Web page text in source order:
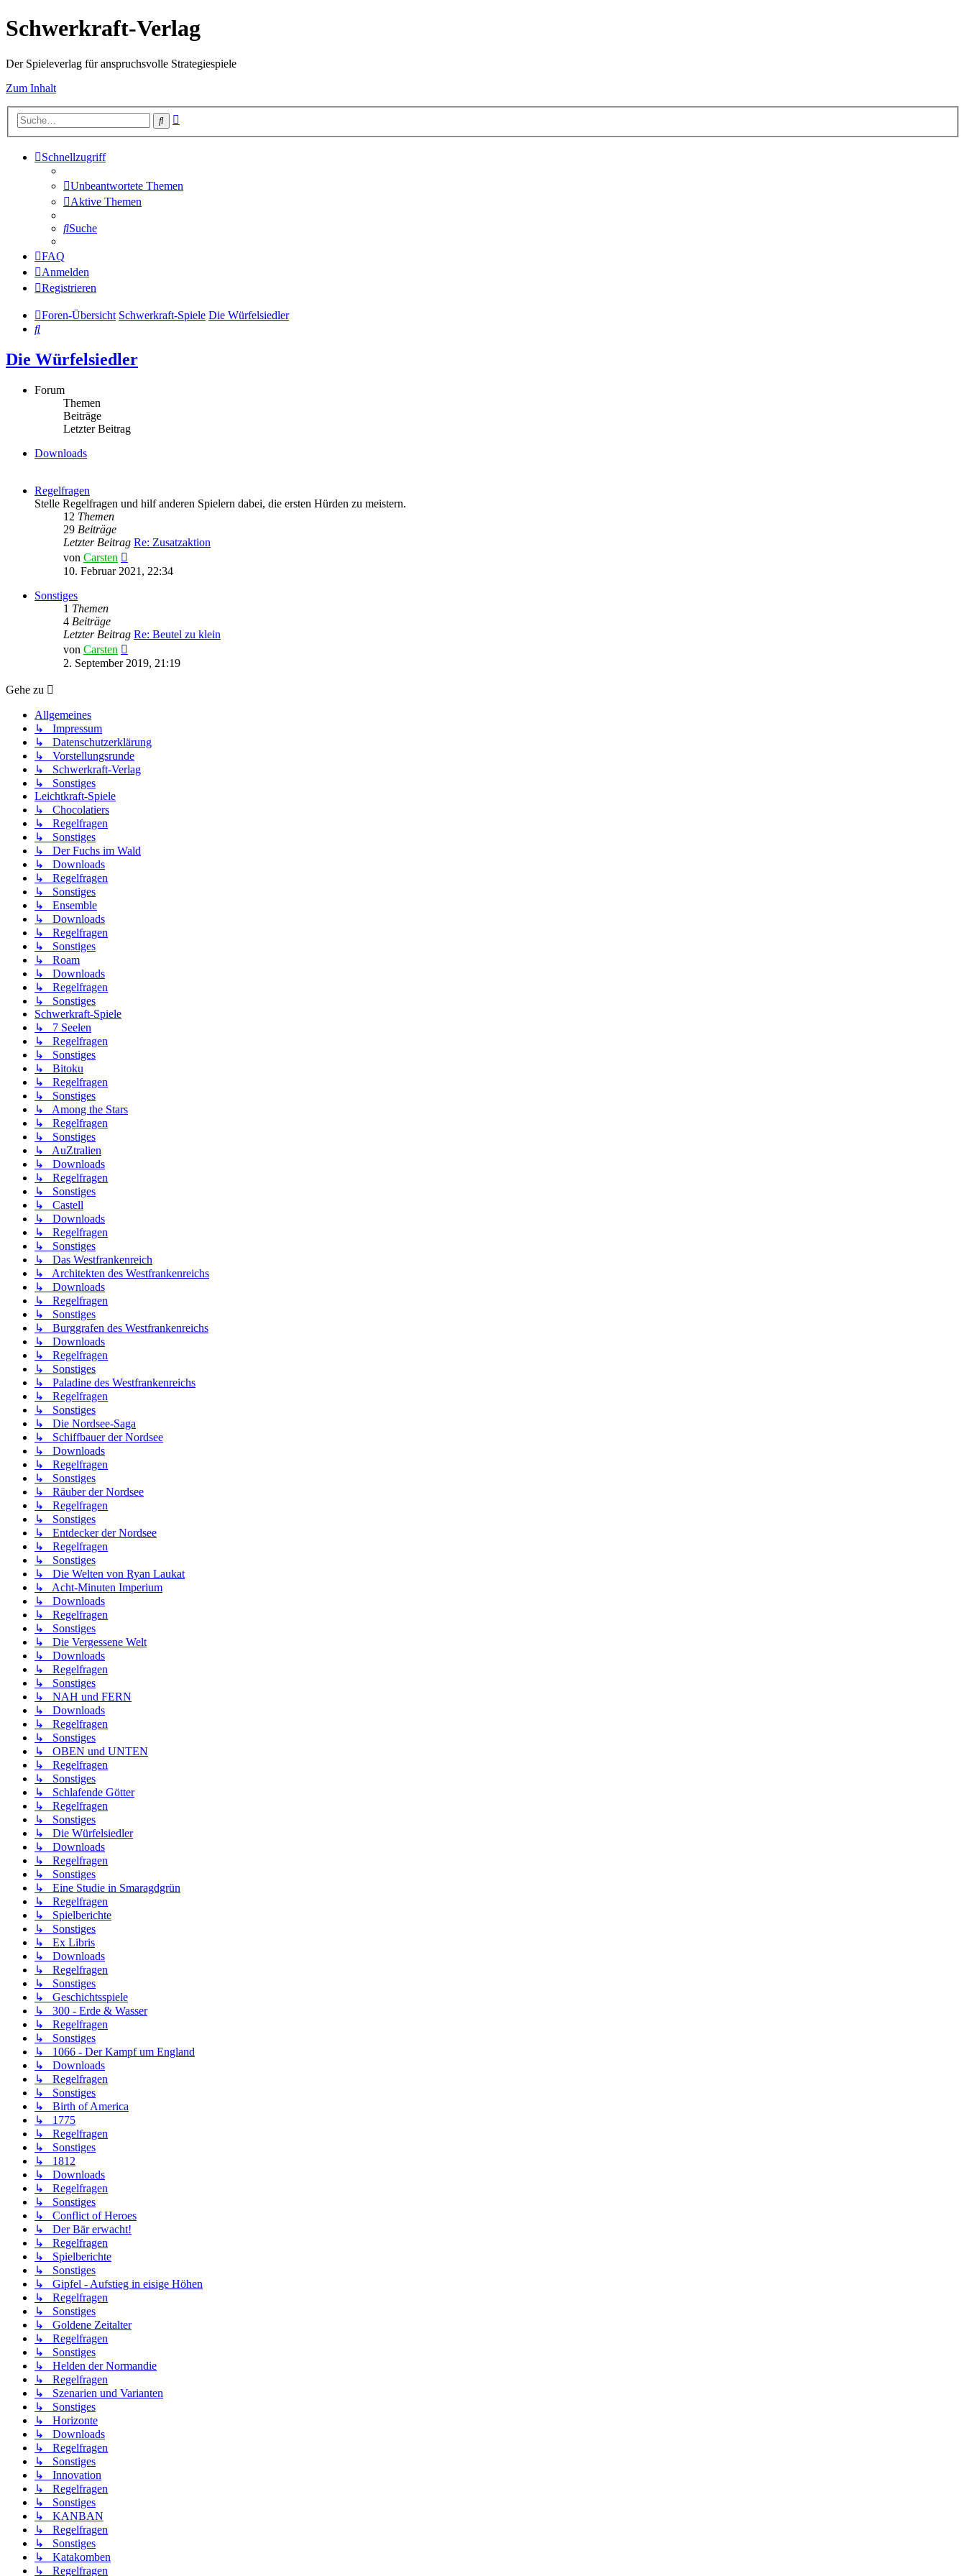
Schwerkraft-Verlag
Der Spieleverlag für anspruchsvolle Strategiespiele
Zum Inhalt
Suche
Schnellzugriff
Unbeantwortete Themen
Aktive Themen
Suche
FAQ
Anmelden
Registrieren
Foren-Übersicht Schwerkraft-Spiele Die Würfelsiedler
Suche
Die Würfelsiedler
Forum
Themen
Beiträge
Letzter Beitrag
Downloads
Regelfragen
Stelle Regelfragen und hilf anderen Spielern dabei, die ersten Hürden zu meistern.
12 Themen
29 Beiträge
Letzter Beitrag Re: Zusatzaktion
von Carsten
Beitrag
10. Februar 2021, 22:34
Sonstiges
1 Themen
4 Beiträge
Letzter Beitrag Re: Beutel zu klein
von Carsten
Beitrag
2. September 2019, 21:19
Gehe zu
Allgemeines
↳ Impressum
↳ Datenschutzerklärung
↳ Vorstellungsrunde
↳ Schwerkraft-Verlag
↳ Sonstiges
Leichtkraft-Spiele
↳ Chocolatiers
↳ Regelfragen
↳ Sonstiges
↳ Der Fuchs im Wald
↳ Downloads
↳ Regelfragen
↳ Sonstiges
↳ Ensemble
↳ Downloads
↳ Regelfragen
↳ Sonstiges
↳ Roam
↳ Downloads
↳ Regelfragen
↳ Sonstiges
Schwerkraft-Spiele
↳ 7 Seelen
↳ Regelfragen
↳ Sonstiges
↳ Bitoku
↳ Regelfragen
↳ Sonstiges
↳ Among the Stars
↳ Regelfragen
↳ Sonstiges
↳ AuZtralien
↳ Downloads
↳ Regelfragen
↳ Sonstiges
↳ Castell
↳ Downloads
↳ Regelfragen
↳ Sonstiges
↳ Das Westfrankenreich
↳ Architekten des Westfrankenreichs
↳ Downloads
↳ Regelfragen
↳ Sonstiges
↳ Burggrafen des Westfrankenreichs
↳ Downloads
↳ Regelfragen
↳ Sonstiges
↳ Paladine des Westfrankenreichs
↳ Regelfragen
↳ Sonstiges
↳ Die Nordsee-Saga
↳ Schiffbauer der Nordsee
↳ Downloads
↳ Regelfragen
↳ Sonstiges
↳ Räuber der Nordsee
↳ Regelfragen
↳ Sonstiges
↳ Entdecker der Nordsee
↳ Regelfragen
↳ Sonstiges
↳ Die Welten von Ryan Laukat
↳ Acht-Minuten Imperium
↳ Downloads
↳ Regelfragen
↳ Sonstiges
↳ Die Vergessene Welt
↳ Downloads
↳ Regelfragen
↳ Sonstiges
↳ NAH und FERN
↳ Downloads
↳ Regelfragen
↳ Sonstiges
↳ OBEN und UNTEN
↳ Regelfragen
↳ Sonstiges
↳ Schlafende Götter
↳ Regelfragen
↳ Sonstiges
↳ Die Würfelsiedler
↳ Downloads
↳ Regelfragen
↳ Sonstiges
↳ Eine Studie in Smaragdgrün
↳ Regelfragen
↳ Spielberichte
↳ Sonstiges
↳ Ex Libris
↳ Downloads
↳ Regelfragen
↳ Sonstiges
↳ Geschichtsspiele
↳ 300 - Erde & Wasser
↳ Regelfragen
↳ Sonstiges
↳ 1066 - Der Kampf um England
↳ Downloads
↳ Regelfragen
↳ Sonstiges
↳ Birth of America
↳ 1775
↳ Regelfragen
↳ Sonstiges
↳ 1812
↳ Downloads
↳ Regelfragen
↳ Sonstiges
↳ Conflict of Heroes
↳ Der Bär erwacht!
↳ Regelfragen
↳ Spielberichte
↳ Sonstiges
↳ Gipfel - Aufstieg in eisige Höhen
↳ Regelfragen
↳ Sonstiges
↳ Goldene Zeitalter
↳ Regelfragen
↳ Sonstiges
↳ Helden der Normandie
↳ Regelfragen
↳ Szenarien und Varianten
↳ Sonstiges
↳ Horizonte
↳ Downloads
↳ Regelfragen
↳ Sonstiges
↳ Innovation
↳ Regelfragen
↳ Sonstiges
↳ KANBAN
↳ Regelfragen
↳ Sonstiges
↳ Katakomben
↳ Regelfragen